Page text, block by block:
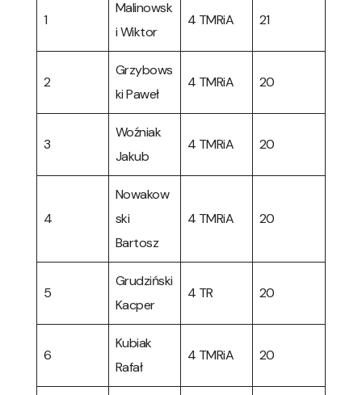
1
Malinowsk
i Wiktor
4 TMRiA 21
2
Grzybows
ki Paweł
4 TMRiA 20
3
Woźniak
Jakub
4 TMRiA 20
4
Nowakow
ski
Bartosz
4 TMRiA 20
5
Grudziński
Kacper
4 TR 20
6
Kubiak
Rafał
4 TMRiA 20